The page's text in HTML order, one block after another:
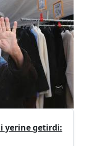
yerine getirdi: